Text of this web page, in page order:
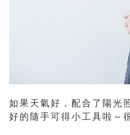
如果天氣好，配合了陽光
好的隨手可得小工具啦～